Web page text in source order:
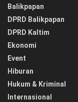
Balikpapan
DPRD Balikpapan
DPRD Kaltim
Ekonomi
Event
Hiburan
Hukum & Kriminal
Internasional